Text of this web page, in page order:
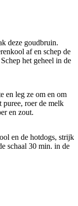
deze goudbruin.
af en schep de
het geheel in de
en leg ze om en om
puree, roer de melk
en zout.
en de hotdogs, strijk
schaal 30 min. in de